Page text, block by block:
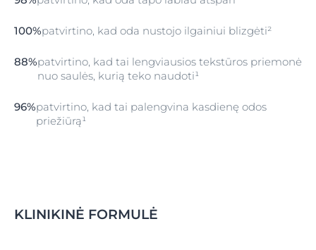
Dažnai tepkitės pakartotinai, ypač nusimaudžius,
100%patvirtino, kad oda nustojo ilgainiui blizgėti²
88%patvirtino, kad tai lengviausios tekstūros priemonė
nuo saulės, kurią teko naudoti¹
96%patvirtino, kad tai palengvina kasdienę odos
priežiūrą¹
KLINIKINĖ FORMULĖ